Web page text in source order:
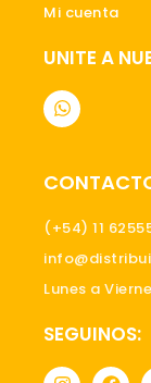
Mi cuenta
UNITE A
W
h
a
s
a
p
(+54) 11
Lunes a
SEGUINOS:
I
F